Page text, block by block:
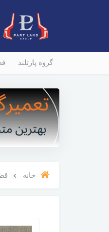
گروه پارتلند
خانه